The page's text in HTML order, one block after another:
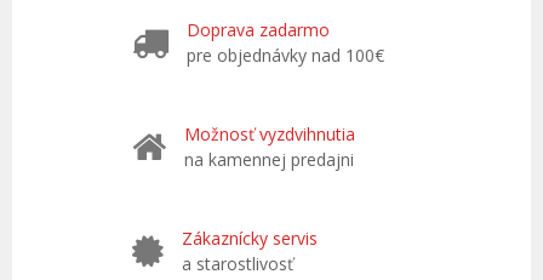
Doprava zadarmo
pre objednávky nad 100€
Možnosť vyzdvihnutia
na kamennej predajni
Zákaznícky servis
a starostlivosť